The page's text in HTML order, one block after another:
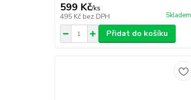
599 Kč/ks
495 Kč bez DPH Skladem
Přidat do košíku